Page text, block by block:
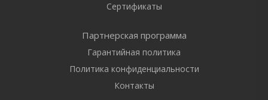
Сертификаты
Партнерская программа
Гарантийная политика
Политика конфиденциальности
Контакты